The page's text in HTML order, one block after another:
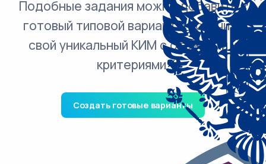
Подобные задания можно добавить в
готовый типовой вариант и получить
свой уникальный КИМ с ответами и
критериями.
Создать готовые варианты